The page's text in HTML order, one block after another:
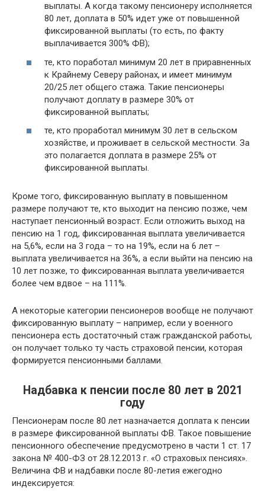
выплаты. А когда такому пенсионеру исполняется
80 лет, доплата в 50% идет уже от повышенной
фиксированной выплаты (то есть, по факту
выплачивается 300% ФВ);
те, кто поработал минимум 20 лет в приравненных
к Крайнему Северу районах, и имеет минимум
20/25 лет общего стажа. Такие пенсионеры
получают доплату в размере 30% от
фиксированной выплаты;
те, кто проработал минимум 30 лет в сельском
хозяйстве, и проживает в сельской местности. За
это полагается доплата в размере 25% от
фиксированной выплаты.
Кроме того, фиксированную выплату в повышенном
размере получают те, кто выходит на пенсию позже, чем
наступает пенсионный возраст. Если отложить выход на
пенсию на 1 год, фиксированная выплата увеличивается
на 5,6%, если на 3 года – то на 19%, если на 6 лет –
выплата увеличивается на 36%, а если выйти на пенсию на
10 лет позже, то фиксированная выплата увеличивается
более чем вдвое – на 111%.
А некоторые категории пенсионеров вообще не получают
фиксированную выплату – например, если у военного
пенсионера есть достаточный стаж гражданской работы,
он получает только ту часть страховой пенсии, которая
формируется пенсионными баллами.
Надбавка к пенсии после 80 лет в 2021
году
Пенсионерам после 80 лет назначается доплата к пенсии
в размере фиксированной выплаты ФВ. Такое повышение
пенсионного обеспечение предусмотрено в части 1 ст. 17
закона № 400-ФЗ от 28.12.2013 г. «О страховых пенсиях».
Величина ФВ и надбавки после 80-летия ежегодно
индексируется: